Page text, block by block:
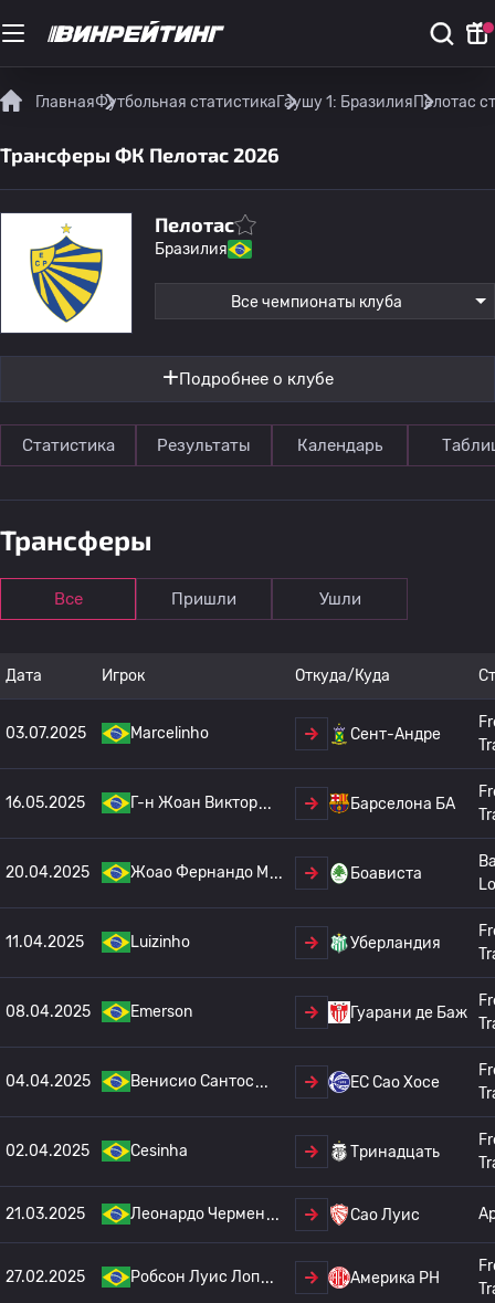
ГлавнаяФутбольная статистикаГаушу 1: БразилияПелотас
Трансферы ФК Пелотас 2026
Пелотас
Бразилия
Все чемпионаты клуба
Подробнее о клубе
Статистика Результаты Календарь
Трансферы
Все Пришли Ушли
Дата Игрок Откуда/Куда
03.07.2025 Marcelinho Сент-Андре
16.05.2025 Г-н Жоан Виктор Барселона БА
20.04.2025 Жоао Фернандо М Боависта
11.04.2025 Luizinho Уберландия
08.04.2025 Emerson Гуарани де Баж
04.04.2025 Венисио Сантос EC Сао Хосе
02.04.2025 Cesinha Тринадцать
21.03.2025 Леонардо Чермен Сао Луис
27.02.2025 Робсон Луис Лоп Америка РН